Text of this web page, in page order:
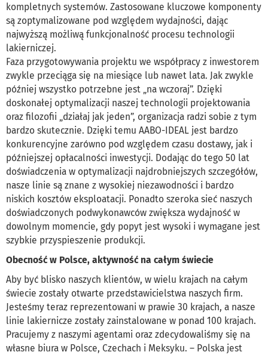
kompletnych systemów. Zastosowane kluczowe komponenty
są zoptymalizowane pod względem wydajności, dając
najwyższą możliwą funkcjonalność procesu technologii
lakierniczej.
Faza przygotowywania projektu we współpracy z inwestorem
zwykle przeciąga się na miesiące lub nawet lata. Jak zwykle
później wszystko potrzebne jest „na wczoraj”. Dzięki
doskonałej optymalizacji naszej technologii projektowania
oraz filozofii „działaj jak jeden”, organizacja radzi sobie z tym
bardzo skutecznie. Dzięki temu AABO-IDEAL jest bardzo
konkurencyjne zarówno pod względem czasu dostawy, jak i
późniejszej opłacalności inwestycji. Dodając do tego 50 lat
doświadczenia w optymalizacji najdrobniejszych szczegółów,
nasze linie są znane z wysokiej niezawodności i bardzo
niskich kosztów eksploatacji. Ponadto szeroka sieć naszych
doświadczonych podwykonawców zwiększa wydajność w
dowolnym momencie, gdy popyt jest wysoki i wymagane jest
szybkie przyspieszenie produkcji.
Obecność w Polsce, aktywność na całym świecie
Aby być blisko naszych klientów, w wielu krajach na całym
świecie zostały otwarte przedstawicielstwa naszych firm.
Jesteśmy teraz reprezentowani w prawie 30 krajach, a nasze
linie lakiernicze zostały zainstalowane w ponad 100 krajach.
Pracujemy z naszymi agentami oraz zdecydowaliśmy się na
własne biura w Polsce, Czechach i Meksyku. – Polska jest